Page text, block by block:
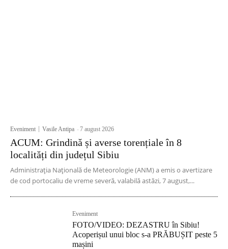
Eveniment Vasile Antipa -7 august 2026
ACUM: Grindină și averse torențiale în 8
localități din județul Sibiu
Administrația Națională de Meteorologie (ANM) a emis o avertizare
de cod portocaliu de vreme severă, valabilă astăzi, 7 august,...
Eveniment
FOTO/VIDEO: DEZASTRU în Sibiu!
Acoperișul unui bloc s-a PRĂBUȘIT peste 5
mașini